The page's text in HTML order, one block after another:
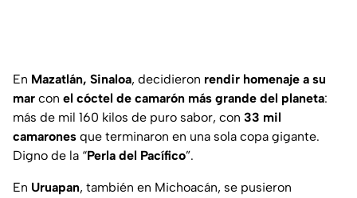
En Mazatlán, Sinaloa, decidieron rendir homenaje a su
mar con el cóctel de camarón más grande del planeta:
más de mil 160 kilos de puro sabor, con 33 mil
camarones que terminaron en una sola copa gigante.
Digno de la “Perla del Pacífico”.
En Uruapan, también en Michoacán, se pusieron